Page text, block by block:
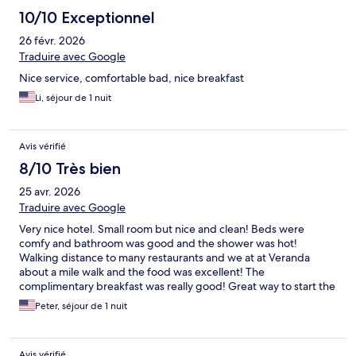
10/10 Exceptionnel
26 févr. 2026
Traduire avec Google
Nice service, comfortable bad, nice breakfast
Li, séjour de 1 nuit
Avis vérifié
8/10 Très bien
25 avr. 2026
Traduire avec Google
Very nice hotel. Small room but nice and clean! Beds were
comfy and bathroom was good and the shower was hot!
Walking distance to many restaurants and we at at Veranda
about a mile walk and the food was excellent! The
complimentary breakfast was really good! Great way to start the
day. Free off street parking too. I would stay here again!
Peter, séjour de 1 nuit